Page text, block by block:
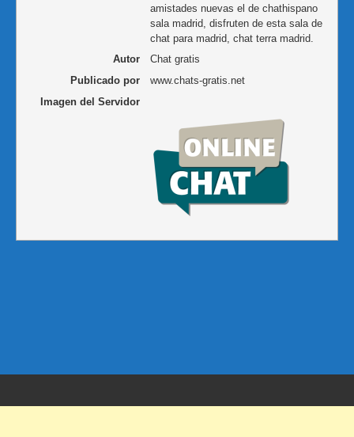
amistades nuevas el de chathispano
sala madrid, disfruten de esta sala de
chat para madrid, chat terra madrid.
Autor
Chat gratis
Publicado por
www.chats-gratis.net
Imagen del Servidor